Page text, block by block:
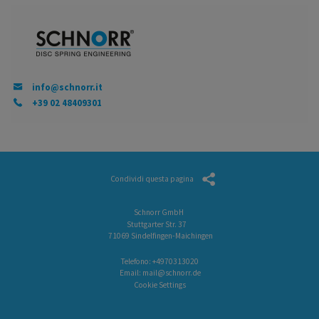
info@schnorr.it
+39 02 48409301
Condividi questa pagina
Schnorr GmbH
Stuttgarter Str. 37
71069 Sindelfingen-Maichingen
Telefono: +4970313020
Email: mail@schnorr.de
Cookie Settings